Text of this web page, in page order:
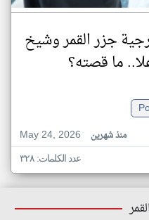
جزر القمر وشيخ
ما قصته؟
May 24, 2026
منذ شهرين
عدد الكلمات: ٣٢٨